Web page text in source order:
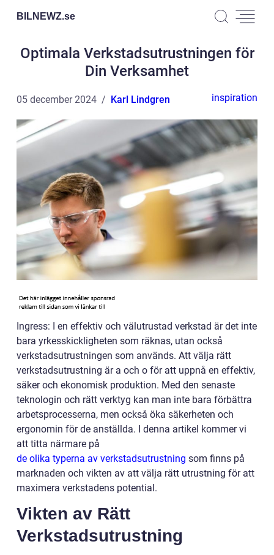
BILNEWZ.se
Optimala Verkstadsutrustningen för
Din Verksamhet
05 december 2024 Karl Lindgren inspiration
Ingress: I en effektiv och välutrustad verkstad är det inte
bara yrkesskickligheten som räknas, utan också
verkstadsutrustningen som används. Att välja rätt
verkstadsutrustning är a och o för att uppnå en effektiv,
säker och ekonomisk produktion. Med den senaste
teknologin och rätt verktyg kan man inte bara förbättra
arbetsprocesserna, men också öka säkerheten och
ergonomin för de anställda. I denna artikel kommer vi
att titta närmare på
de olika typerna av verkstadsutrustning som finns på
marknaden och vikten av att välja rätt utrustning för att
maximera verkstadens potential.
Vikten av Rätt
Verkstadsutrustning